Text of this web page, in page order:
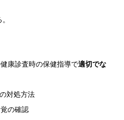
康診査時の保健指導で適切でな
対処方法
の確認